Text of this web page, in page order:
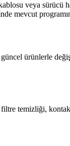
veya sürücü
mevcut
ürünlerle
filtre temizliği,